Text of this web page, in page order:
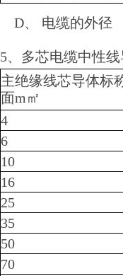
D、 电缆的外径
5、多芯电缆中性
主绝缘线芯导体标
面m㎡
4
6
10
16
25
35
50
70